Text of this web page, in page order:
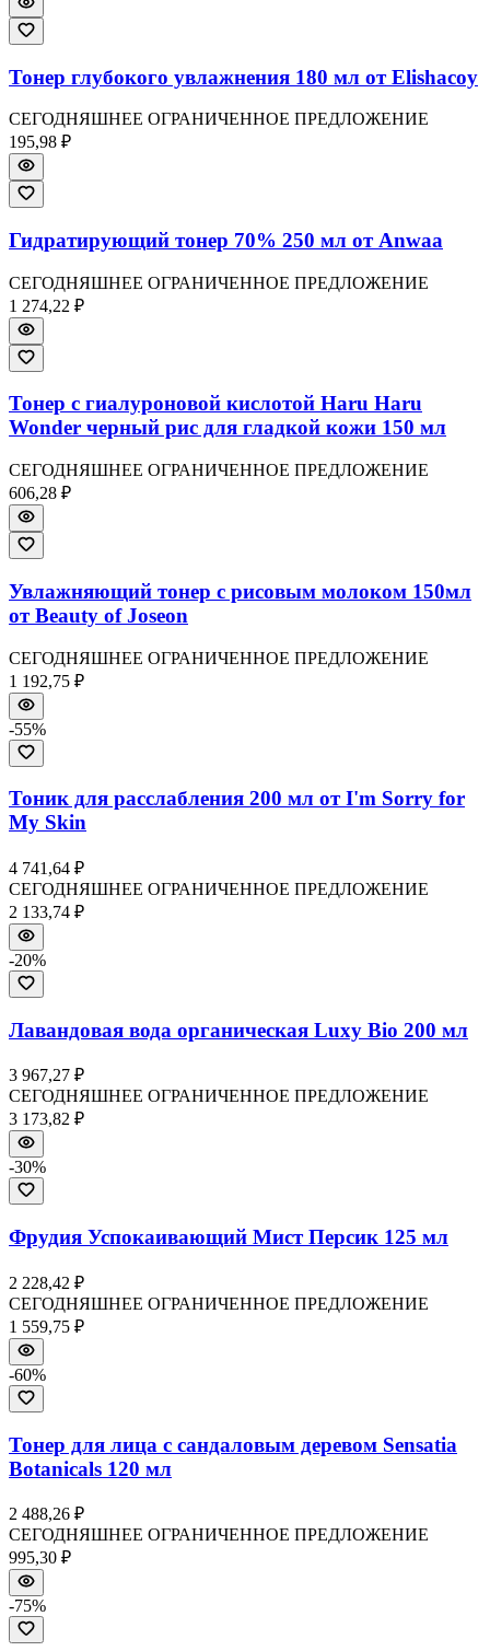
Тонер глубокого увлажнения 180 мл от Elishacoy
СЕГОДНЯШНЕЕ ОГРАНИЧЕННОЕ ПРЕДЛОЖЕНИЕ
195,98 ₽
Гидратирующий тонер 70% 250 мл от Anwaa
СЕГОДНЯШНЕЕ ОГРАНИЧЕННОЕ ПРЕДЛОЖЕНИЕ
1 274,22 ₽
Тонер с гиалуроновой кислотой Haru Haru
Wonder черный рис для гладкой кожи 150 мл
СЕГОДНЯШНЕЕ ОГРАНИЧЕННОЕ ПРЕДЛОЖЕНИЕ
606,28 ₽
Увлажняющий тонер с рисовым молоком 150мл
от Beauty of Joseon
СЕГОДНЯШНЕЕ ОГРАНИЧЕННОЕ ПРЕДЛОЖЕНИЕ
1 192,75 ₽
-55%
Тоник для расслабления 200 мл от I'm Sorry for
My Skin
4 741,64 ₽
СЕГОДНЯШНЕЕ ОГРАНИЧЕННОЕ ПРЕДЛОЖЕНИЕ
2 133,74 ₽
-20%
Лавандовая вода органическая Luxy Bio 200 мл
3 967,27 ₽
СЕГОДНЯШНЕЕ ОГРАНИЧЕННОЕ ПРЕДЛОЖЕНИЕ
3 173,82 ₽
-30%
Фрудия Успокаивающий Мист Персик 125 мл
2 228,42 ₽
СЕГОДНЯШНЕЕ ОГРАНИЧЕННОЕ ПРЕДЛОЖЕНИЕ
1 559,75 ₽
-60%
Тонер для лица с сандаловым деревом Sensatia
Botanicals 120 мл
2 488,26 ₽
СЕГОДНЯШНЕЕ ОГРАНИЧЕННОЕ ПРЕДЛОЖЕНИЕ
995,30 ₽
-75%